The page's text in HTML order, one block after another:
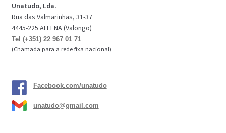
Unatudo, Lda.
Rua das Valmarinhas, 31-37
4445-225 ALFENA (Valongo)
Tel (+351) 22 967 01 71
(Chamada para a rede fixa nacional)
Facebook.com/unatudo
unatudo@gmail.com